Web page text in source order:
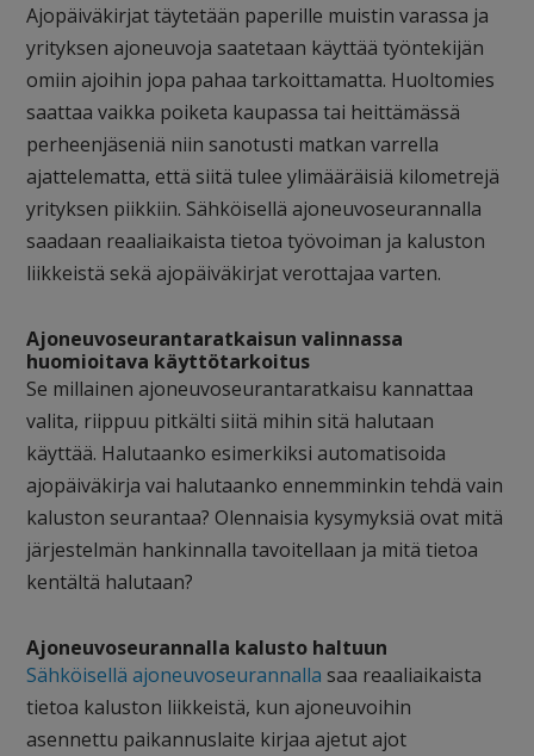
Ajopäiväkirjat täytetään paperille muistin varassa ja
yrityksen ajoneuvoja saatetaan käyttää työntekijän
omiin ajoihin jopa pahaa tarkoittamatta. Huoltomies
saattaa vaikka poiketa kaupassa tai heittämässä
perheenjäseniä niin sanotusti matkan varrella
ajattelematta, että siitä tulee ylimääräisiä kilometrejä
yrityksen piikkiin. Sähköisellä ajoneuvoseurannalla
saadaan reaaliaikaista tietoa työvoiman ja kaluston
liikkeistä sekä ajopäiväkirjat verottajaa varten.
Ajoneuvoseurantaratkaisun valinnassa
huomioitava käyttötarkoitus
Se millainen ajoneuvoseurantaratkaisu kannattaa
valita, riippuu pitkälti siitä mihin sitä halutaan
käyttää. Halutaanko esimerkiksi automatisoida
ajopäiväkirja vai halutaanko ennemminkin tehdä vain
kaluston seurantaa? Olennaisia kysymyksiä ovat mitä
järjestelmän hankinnalla tavoitellaan ja mitä tietoa
kentältä halutaan?
Ajoneuvoseurannalla kalusto haltuun
Sähköisellä ajoneuvoseurannalla saa reaaliaikaista
tietoa kaluston liikkeistä, kun ajoneuvoihin
asennettu paikannuslaite kirjaa ajetut ajot